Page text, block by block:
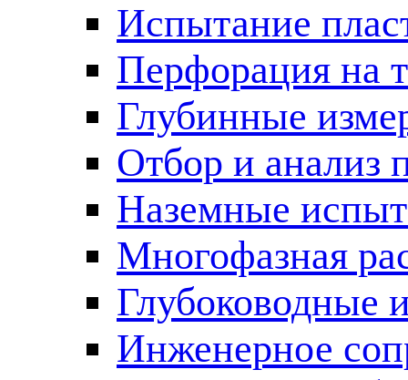
Испытание
Перфорация на
Глубинные
Отбор и анализ
Наземные
Многофазная
Глубоководные
Инженерное